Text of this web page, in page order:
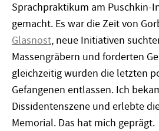
Sprachpraktikum am Puschkin-
gemacht. Es war die Zeit von
Glasnost, neue Initiativen
Massengräbern und forderten
gleichzeitig wurden die letzten
Gefangenen entlassen. Ich
Dissidentenszene und erlebte
Memorial. Das hat mich geprägt.